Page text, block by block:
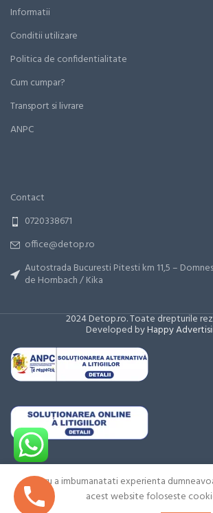
Informatii
Conditii utilizare
Politica de confidentialitate
Cum cumpar?
Transport si livrare
ANPC
Contact
0720338671
office@detop.ro
Autostrada Bucuresti Pitesti km 11,5 –
de Hornbach / Kika
2024 Detop.ro. Toate drepturile
Developed byHappy
Pentru a imbumanatati experienta
acest website foloseste
Sarma
65€
fara
TVA.
Factura
0